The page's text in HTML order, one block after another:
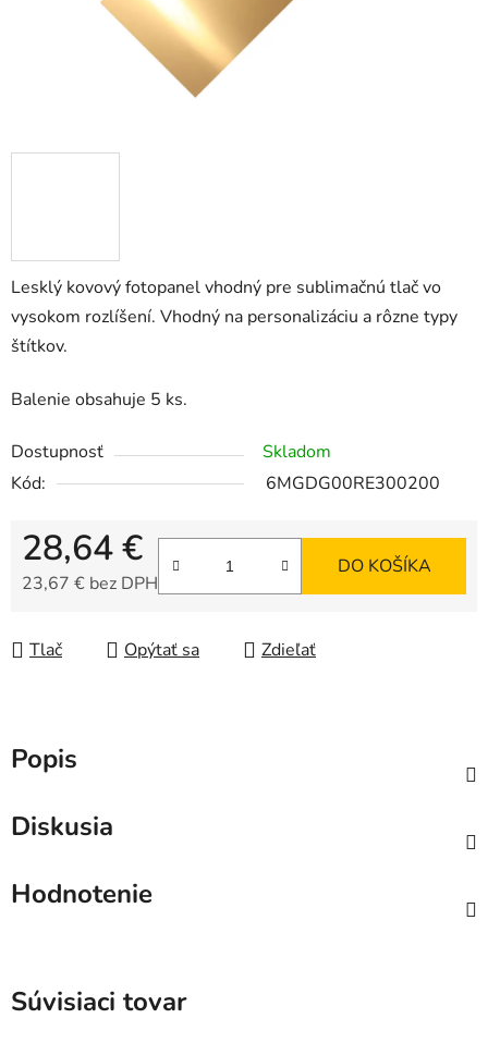
Lesklý kovový fotopanel vhodný pre sublimačnú tlač vo
vysokom rozlíšení. Vhodný na personalizáciu a rôzne typy
štítkov.
Balenie obsahuje 5 ks.
Dostupnosť
Skladom
Kód:
6MGDG00RE300200
28,64 €
23,67 € bez DPH
DO KOŠÍKA
Tlač Opýtať sa Zdieľať
Popis
Diskusia
Hodnotenie
Súvisiaci tovar